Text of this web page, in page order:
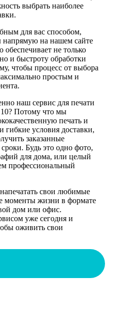
выбрать наиболее
для вас способом,
напрямую на нашем сайте
не только
и быстроту обработки
чтобы процесс от выбора
простым и
наш сервис для печати
Потому что мы
печать и
условия доставки,
заказанные
Будь это одно фото,
для дома, или целый
профессиональный
свои любимые
моменты жизни в формате
дом или офис.
уже сегодня и
оживить свои